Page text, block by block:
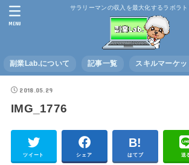
サラリーマンの収入を最大化するラボラト
副業Lab.について 記事一覧 スキルマーケッ
MENU
2018.05.29
IMG_1776
ツイート シェア はてブ 送